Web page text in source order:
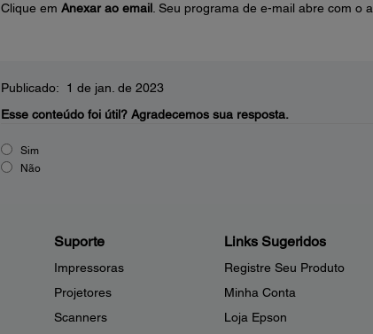
Clique em Anexar ao email. Seu programa de e-mail abre com o
Publicado: 1 de jan. de 2023
Esse conteúdo foi útil? Agradecemos sua resposta.
Sim
Não
Suporte
Impressoras
Projetores
Scanners
Links Sugeridos
Registre Seu Produto
Minha Conta
Loja Epson